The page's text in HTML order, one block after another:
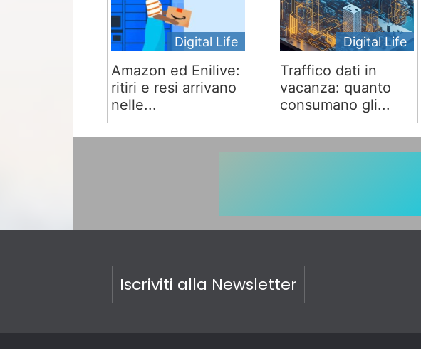
Digital Life
Amazon ed Enilive:
ritiri e resi arrivano
nelle...
Digital Life
Traffico dati in
vacanza: quanto
consumano gli...
Iscriviti alla Newsletter